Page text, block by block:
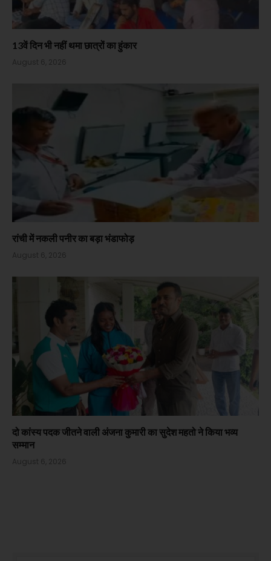
13वें दिन भी नहीं थमा छात्रों का हुंकार
August 6, 2026
रांची में नकली पनीर का बड़ा भंडाफोड़
August 6, 2026
दो कांस्य पदक जीतने वाली अंजना कुमारी का सुदेश महतो ने किया भव्य
सम्मान
August 6, 2026